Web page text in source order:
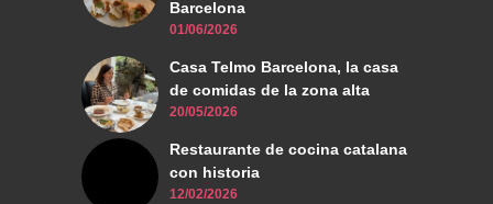
Barcelona
01/06/2026
Casa Telmo Barcelona, la casa
de comidas de la zona alta
20/05/2026
Restaurante de cocina catalana
con historia
12/02/2026